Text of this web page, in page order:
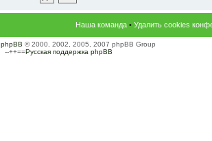
Наша команда • Удалить cookies
phpBB © 2000, 2002, 2005, 2007 phpBB Group
--++==Русская поддержка phpBB